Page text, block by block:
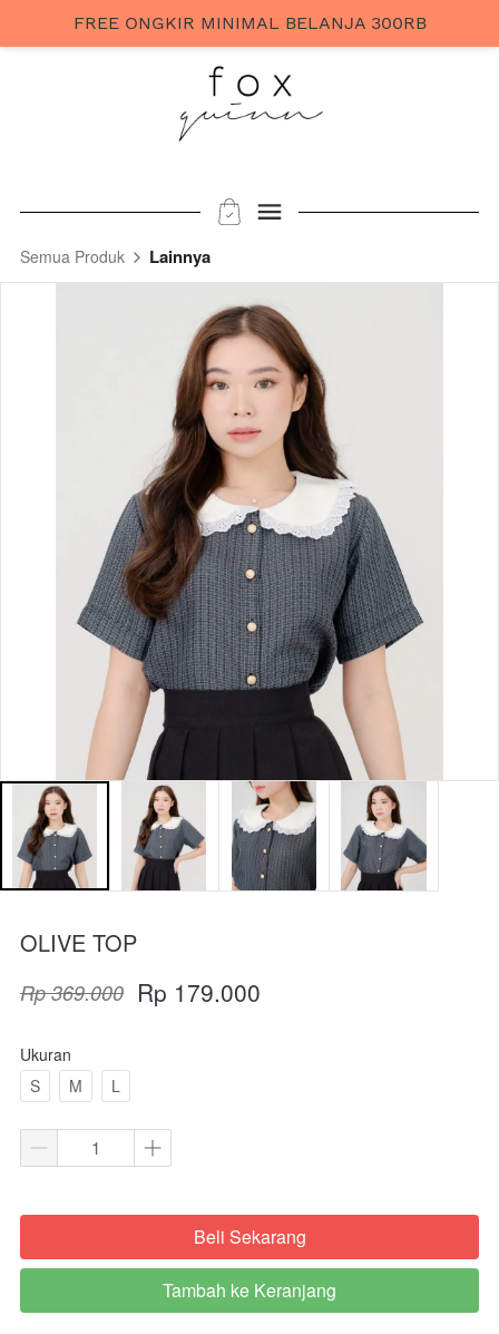
Semua Produk Lainnya
OLIVE TOP
Rp 369.000 Rp 179.000
Ukuran
S
M L
`Beli Sekarang
`
Tambah ke Keranjang
FREE ONGKIR MINIMAL BELANJA 300RB